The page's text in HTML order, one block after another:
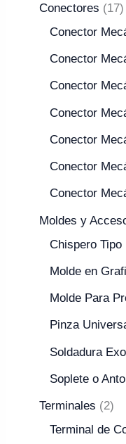
Conectores
17
Conector
Conector
Conector
Conector
Conector
Conector
Conector
Moldes y
Chispero Tipo
Molde en
Molde Para
Pinza
Soldadura
Soplete o
Terminales
2
Terminal de